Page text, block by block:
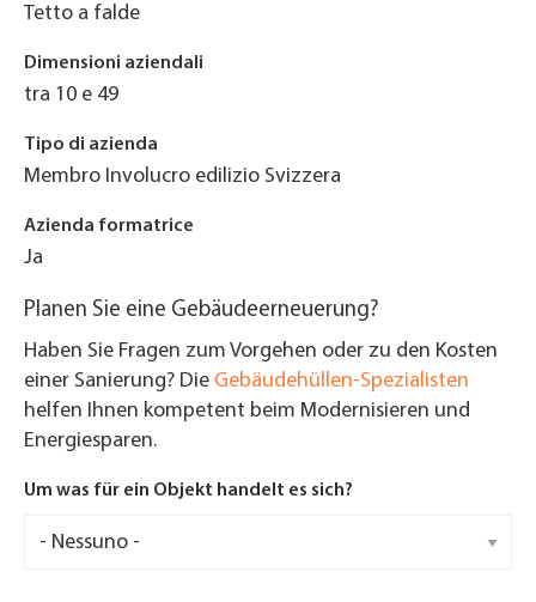
Tetto a falde
Dimensioni aziendali
tra 10 e 49
Tipo di azienda
Membro Involucro edilizio Svizzera
Azienda formatrice
Ja
Planen Sie eine Gebäudeerneuerung?
Haben Sie Fragen zum Vorgehen oder zu den Kosten
einer Sanierung? Die Gebäudehüllen-Spezialisten
helfen Ihnen kompetent beim Modernisieren und
Energiesparen.
Um was für ein Objekt handelt es sich?